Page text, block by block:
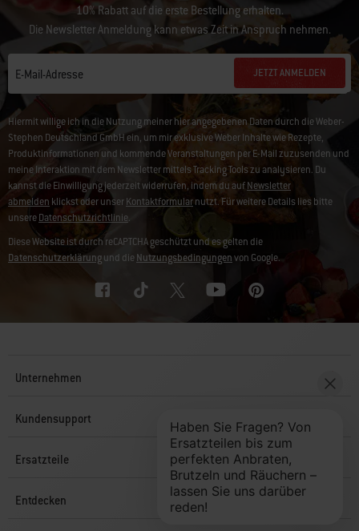
10% Rabatt auf die erste Bestellung erhalten.
Die Newsletter Anmeldung kann etwas Zeit in Anspruch nehmen.
E-Mail-Adresse JETZT ANMELDEN
Hiermit willige ich in die Nutzung meiner hier angegebenen Daten durch die Weber-
Stephen Deutschland GmbH ein, um mir exklusive Weber Inhalte wie Rezepte,
Produktinformationen und kommende Veranstaltungen per E-Mail zuzusenden und
meine Interaktion mit dem Newsletter mittels Tracking Tools zu analysieren. Du
kannst die Einwilligung jederzeit widerrufen, indem du aufNewsletter
abmelden klickst oder unserKontaktformularnutzt. Für weitere Details lies bitte
unsereDatenschutzrichtlinie.
Diese Website ist durch reCAPTCHA geschützt und es gelten die
Datenschutzerklärungund dieNutzungsbedingungenvon Google.
Unternehmen
Kundensupport
Ersatzteile
Entdecken